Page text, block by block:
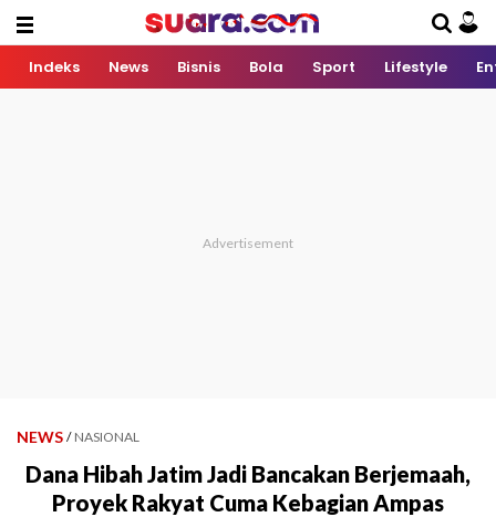
Indeks News Bisnis Bola Sport Lifestyle
NEWS / NASIONAL
Dana Hibah Jatim Jadi Bancakan Berjemaah,
Proyek Rakyat Cuma Kebagian Ampas